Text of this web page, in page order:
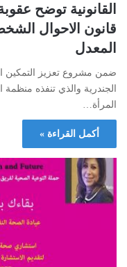
القانونية توضح
المعدل
ضمن مشروع تعزيز التمكين
الجندرية والذي تنفذه
المرأة…
أكمل القراءة »